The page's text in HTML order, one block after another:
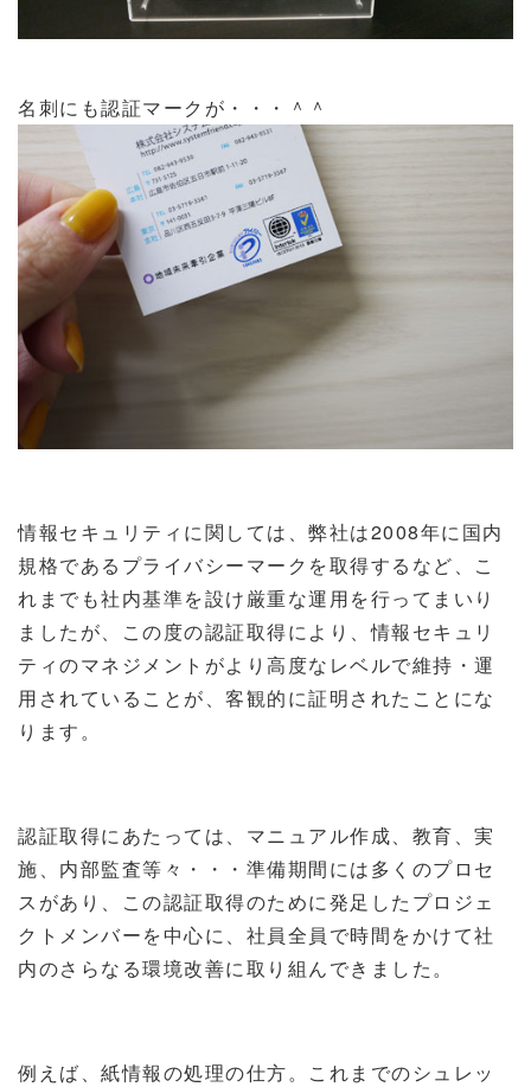
名刺にも認証マークが・・・＾＾
情報セキュリティに関しては、弊社は2008年に国内
規格であるプライバシーマークを取得するなど、こ
れまでも社内基準を設け厳重な運用を行ってまいり
ましたが、この度の認証取得により、情報セキュリ
ティのマネジメントがより高度なレベルで維持・運
用されていることが、客観的に証明されたことにな
ります。
認証取得にあたっては、マニュアル作成、教育、実
施、内部監査等々・・・準備期間には多くのプロセ
スがあり、この認証取得のために発足したプロジェ
クトメンバーを中心に、社員全員で時間をかけて社
内のさらなる環境改善に取り組んできました。
例えば、紙情報の処理の仕方。これまでのシュレッ